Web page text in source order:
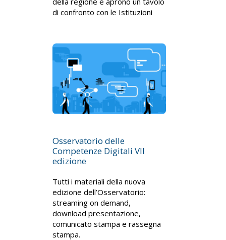
di confronto con le Istituzioni
Osservatorio delle
Competenze Digitali VII
edizione
Tutti i materiali della nuova
edizione dell’Osservatorio:
streaming on demand,
download presentazione,
comunicato stampa e rassegna
stampa.